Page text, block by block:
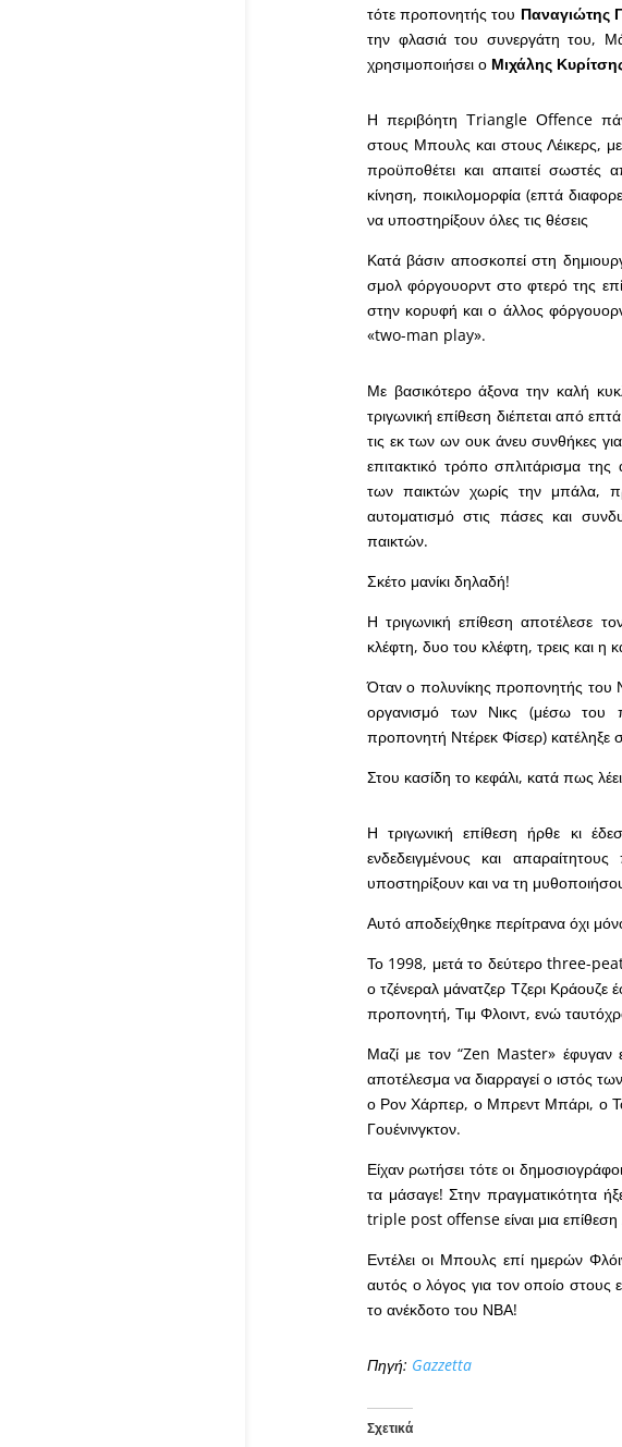
τότε προπονητής του Παναγιώτης
την φλασιά του συνεργάτη του,
χρησιμοποιήσει οΜιχάλης
Η περιβόητη Τriangle Οffence
στους Μπουλς και στους Λέικερς,
προϋποθέτει και απαιτεί σωστές
κίνηση, ποικιλομορφία (επτά
να υποστηρίξουν όλες τις θέσεις
Κατά βάσιν αποσκοπεί στη
σμολ φόργουορντ στο φτερό της
στην κορυφή και ο άλλος
«two-man play».
Με βασικότερο άξονα την καλή
τριγωνική επίθεση διέπεται από
τις εκ των ων ουκ άνευ συνθήκες
επιτακτικό τρόπο σπλιτάρισμα
των παικτών χωρίς την μπάλα,
αυτοματισμό στις πάσες και
παικτών.
Σκέτο μανίκι δηλαδή!
Η τριγωνική επίθεση αποτέλεσε
κλέφτη, δυο του κλέφτη, τρεις και η
Όταν ο πολυνίκης προπονητής του
οργανισμό των Νικς (μέσω του
προπονητή Ντέρεκ Φίσερ) κατέληξε
Στου κασίδη το κεφάλι, κατά πως
Η τριγωνική επίθεση ήρθε κι
ενδεδειγμένους και
υποστηρίξουν και να τη
Αυτό αποδείχθηκε περίτρανα όχι
Το 1998, μετά το δεύτερο three-
ο τζένεραλ μάνατζερ Τζερι Κράουζε
προπονητή, Τιμ Φλοιντ, ενώ
Μαζί με τον “Zen Master» έφυγαν
αποτέλεσμα να διαρραγεί ο ιστός
ο Ρον Χάρπερ, ο Μπρεντ Μπάρι, ο
Γουένινγκτον.
Είχαν ρωτήσει τότε οι
τα μάσαγε! Στην πραγματικότητα
triple post offense είναι μια
Εντέλει οι Μπουλς επί ημερών
αυτός ο λόγος για τον οποίο στους
το ανέκδοτο του ΝΒΑ!
Πηγή: Gazzetta
Σχετικά